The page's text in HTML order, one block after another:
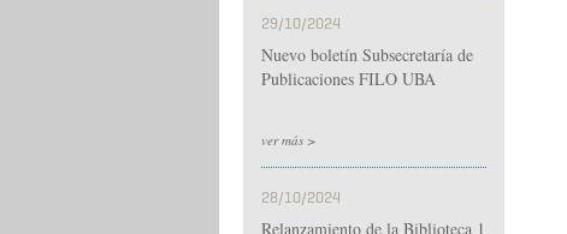
29/10/2024
Nuevo boletín Subsecretaría de
Publicaciones FILO UBA
ver más >
28/10/2024
Relanzamiento de la Biblioteca 1